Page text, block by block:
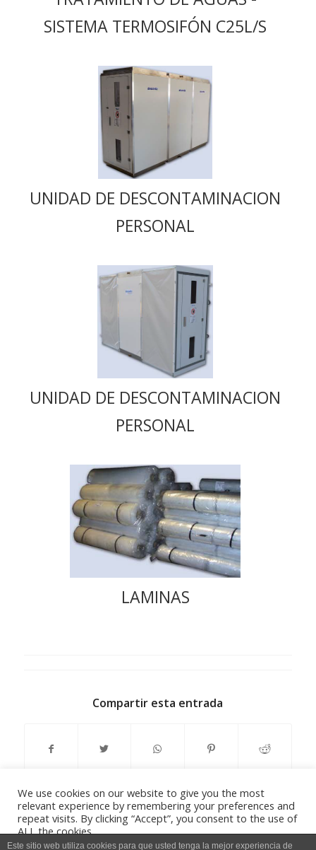
SISTEMA TERMOSIFÓN C25L/S
UNIDAD DE DESCONTAMINACION
PERSONAL
UNIDAD DE DESCONTAMINACION
PERSONAL
LAMINAS
Compartir esta entrada
Este sitio web utiliza cookies para que usted tenga la mejor experiencia de
We use cookies on our website to give you the most
relevant experience by remembering your preferences and
repeat visits. By clicking “Accept”, you consent to the use of
ALL the cookies.
Do not sell my personal information.